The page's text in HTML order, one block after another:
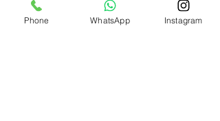
купить
спиртное в Астане с
доставкой без лишних хлопот и
Phone WhatsApp Instagram